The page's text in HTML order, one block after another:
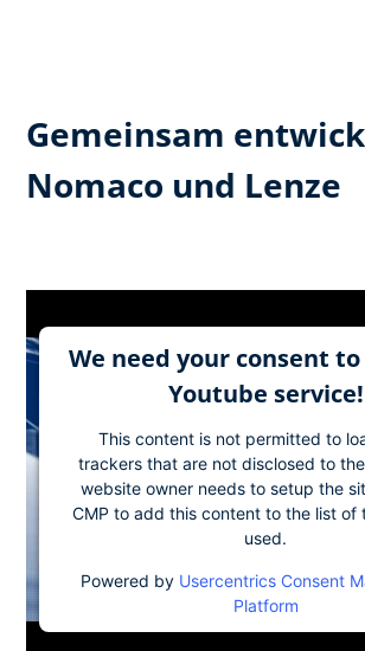
Gemeinsam
Nomaco und Lenze
We need your consent
Youtube service!
This content is not permitted to
trackers that are not disclosed to
website owner needs to setup the
CMP to add this content to the list of
used.
Powered by Usercentrics Consent
Platform